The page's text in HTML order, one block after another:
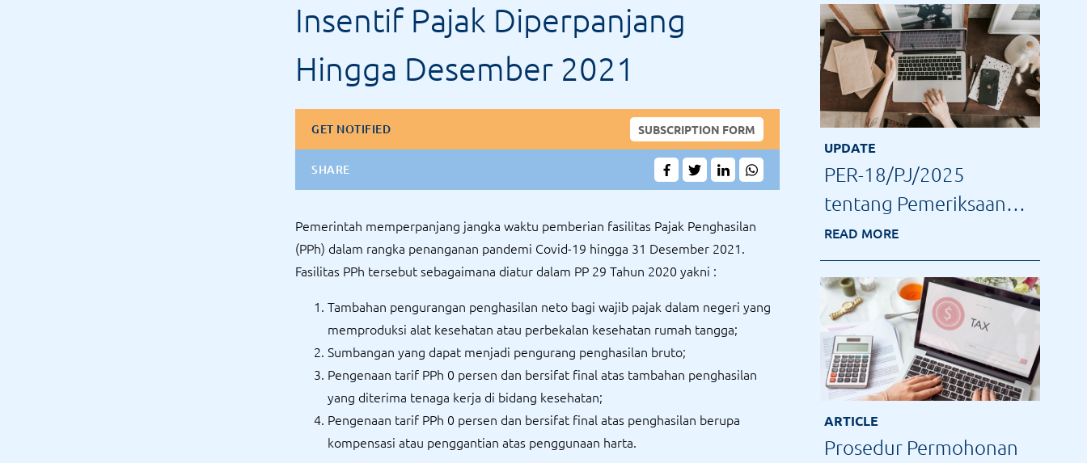
Insentif Pajak Diperpanjang
Hingga Desember 2021
GET NOTIFIED SUBSCRIPTION FORM
SHARE
Pemerintah memperpanjang jangka waktu pemberian fasilitas Pajak Penghasilan
(PPh) dalam rangka penanganan pandemi Covid-19 hingga 31 Desember 2021.
Fasilitas PPh tersebut sebagaimana diatur dalam PP 29 Tahun 2020 yakni :
Tambahan pengurangan penghasilan neto bagi wajib pajak dalam negeri yang
memproduksi alat kesehatan atau perbekalan kesehatan rumah tangga;
Sumbangan yang dapat menjadi pengurang penghasilan bruto;
Pengenaan tarif PPh 0 persen dan bersifat final atas tambahan penghasilan
yang diterima tenaga kerja di bidang kesehatan;
Pengenaan tarif PPh 0 persen dan bersifat final atas penghasilan berupa
kompensasi atau penggantian atas penggunaan harta.
UPDATE
PER-18/PJ/2025
tentang Pemeriksaan
Pajak Terbaru: Tindak
Lanjut Data Konkret
READ MORE
ARTICLE
Prosedur Permohonan